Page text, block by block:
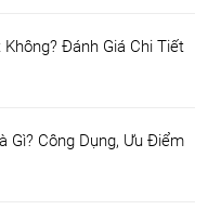
Đánh Giá Chi Tiết
Gì? Công Dụng, Ưu Điểm